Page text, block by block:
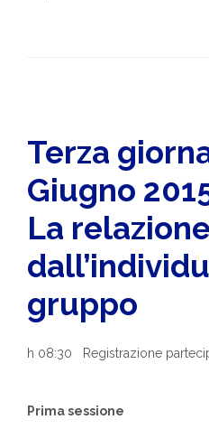
Terza
Giugno
La
gruppo
h 08:30 Registrazione
Prima sessione